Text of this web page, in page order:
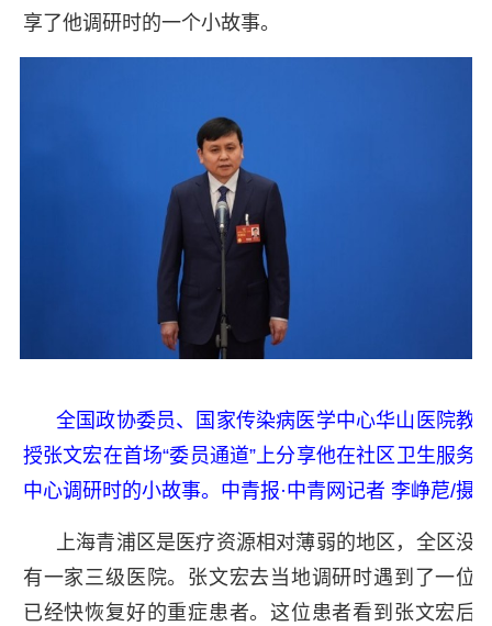
享了他调研时的一个小故事。
全国政协委员、国家传染病医学中心华山医院教
授张文宏在首场“委员通道”上分享他在社区卫生服务
中心调研时的小故事。中青报·中青网记者 李峥苨/摄
上海青浦区是医疗资源相对薄弱的地区，全区没
有一家三级医院。张文宏去当地调研时遇到了一位
已经快恢复好的重症患者。这位患者看到张文宏后